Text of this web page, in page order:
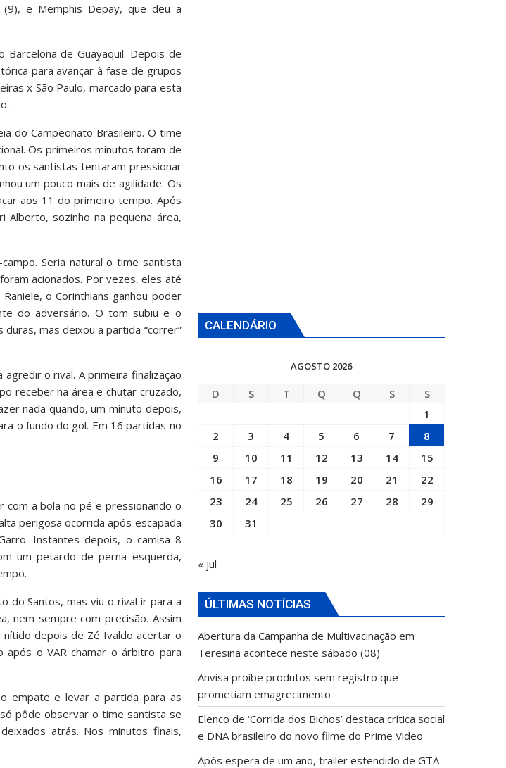
e Memphis Depay, que deu a
de Guayaquil. Depois de
para avançar à fase de grupos
x São Paulo, marcado para esta
do Campeonato Brasileiro. O time
Os primeiros minutos foram de
os santistas tentaram pressionar
um pouco mais de agilidade. Os
aos 11 do primeiro tempo. Após
Alberto, sozinho na pequena área,
Seria natural o time santista
acionados. Por vezes, eles até
o Corinthians ganhou poder
do adversário. O tom subiu e o
mas deixou a partida “correr”
o rival. A primeira finalização
receber na área e chutar cruzado,
nada quando, um minuto depois,
o fundo do gol. Em 16 partidas no
com a bola no pé e pressionando o
perigosa ocorrida após escapada
Instantes depois, o camisa 8
um petardo de perna esquerda,
do Santos, mas viu o rival ir para a
nem sempre com precisão. Assim
depois de Zé Ivaldo acertar o
após o VAR chamar o árbitro para
empate e levar a partida para as
pôde observar o time santista se
atrás. Nos minutos finais,
CALENDÁRIO
AGOSTO 2026
D S T Q Q S
S
1
2
3 4 5 6 7
8
9
10 11 12 13 14
15
16
17 18 19 20 21
22
23
24 25 26 27 28
29
30
31
« jul
ÚLTIMAS NOTÍCIAS
Abertura da Campanha de Multivacinação em
Teresina acontece neste sábado (08)
Anvisa proíbe produtos sem registro que
prometiam emagrecimento
Elenco de ‘Corrida dos Bichos’ destaca crítica social
e DNA brasileiro do novo filme do Prime Video
Após espera de um ano, trailer estendido de GTA